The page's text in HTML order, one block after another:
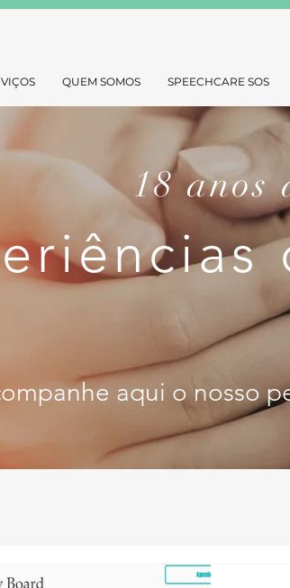
QUEM SOMOS SPEECHCARE SOS
18 anos
aqui o nosso